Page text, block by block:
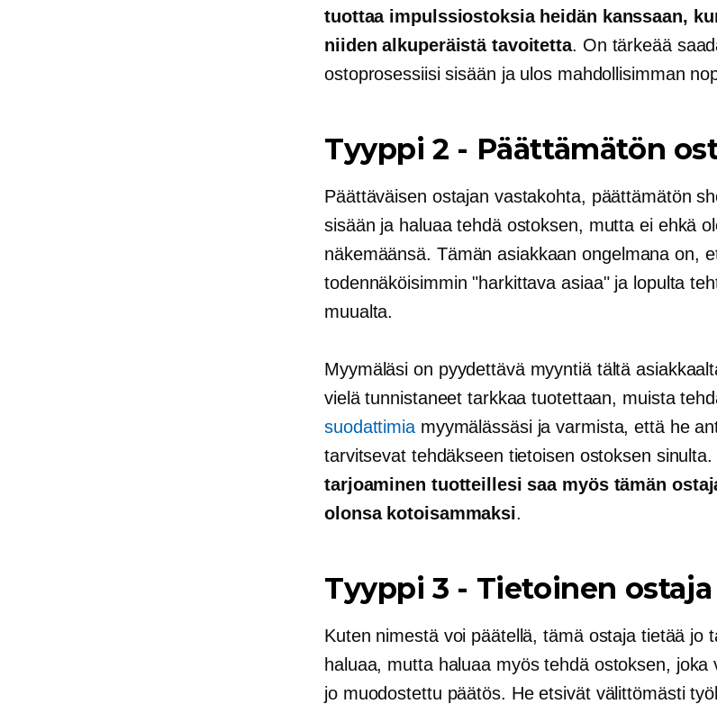
tuottaa impulssiostoksia heidän kanssaan,
niiden alkuperäistä tavoitetta. On tärkeää
ostoprosessiisi sisään ja ulos mahdollisimman
Tyyppi 2 - Päättämätön
Päättäväisen ostajan vastakohta, päättämätön
sisään ja haluaa tehdä ostoksen, mutta ei ehkä
näkemäänsä. Tämän asiakkaan ongelmana on,
todennäköisimmin "harkittava asiaa" ja lopulta
muualta.
Myymäläsi on pyydettävä myyntiä tältä
vielä tunnistaneet tarkkaa tuotettaan, muista
suodattimiamyymälässäsi ja varmista, että he
tarvitsevat tehdäkseen tietoisen ostoksen sinulta.
tarjoaminen tuotteillesi saa myös tämän
olonsa kotoisammaksi.
Tyyppi 3 - Tietoinen ostaja
Kuten nimestä voi päätellä, tämä ostaja tietää jo
haluaa, mutta haluaa myös tehdä ostoksen, joka
jo muodostettu päätös. He etsivät välittömästi